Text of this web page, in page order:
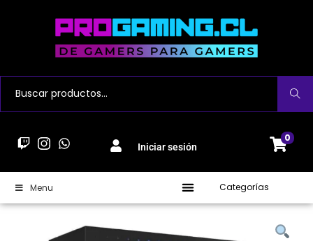
Buscar
Iniciar sesión
0
Menu Categorías